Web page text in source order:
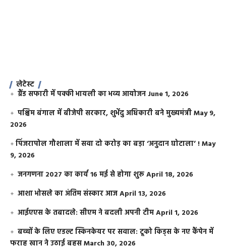
लेटेस्ट
ग्रैंड सफारी में पक्की भायली का भव्य आयोजन June 1, 2026
पश्चिम बंगाल में बीजेपी सरकार, शुभेंदु अधिकारी बने मुख्यमंत्रीMay 9,
2026
​पिंजरापोल गौशाला में सवा दो करोड़ का बड़ा ‘अनुदान घोटाला’ !May
9, 2026
जनगणना 2027 का कार्य 16 मई से होगा शुरूApril 18, 2026
आशा भोसले का अंतिम संस्कार आजApril 13, 2026
आईएएस के तबादले: सीएम ने बदली अपनी टीमApril 1, 2026
बच्चों के लिए एडल्ट स्किनकेयर पर सवाल: टूको किड्स के नए कैंपेन में
फराह खान ने उठाई बहसMarch 30, 2026